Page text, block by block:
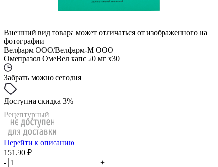
Внешний вид товара может отличаться от изображенного на
фотографии
Велфарм ООО/Велфарм-М ООО
Омепразол ОмеВел капс 20 мг x30
Забрать можно сегодня
Доступна скидка 3%
Рецептурный
Перейти к описанию
151.90 ₽
-
+